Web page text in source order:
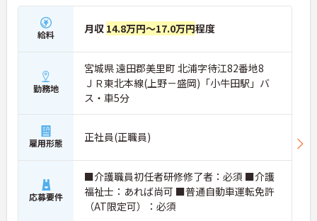
給料 月収 14.8万円～17.0万円程度
勤務地
宮城県 遠田郡美里町 北浦字待江82番地8
ＪＲ東北本線(上野－盛岡)「小牛田駅」バ
ス・車5分
雇用形態 正社員(正職員)
応募要件
■介護職員初任者研修修了者：必須 ■介護
福祉士：あれば尚可 ■普通自動車運転免許
（AT限定可）：必須